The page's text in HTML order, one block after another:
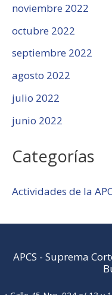
noviembre 2022
octubre 2022
septiembre 2022
agosto 2022
julio 2022
junio 2022
Categorías
Actividades de la
APCS - Suprema